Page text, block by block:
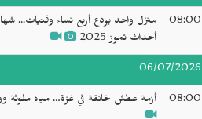
08:00
منزل واحد يودع أربع نساء وفتيات...
أحداث تموز 2025
06/07/2026
08:00 أزمة عطش خانقة في غزة… مياه ملوثة